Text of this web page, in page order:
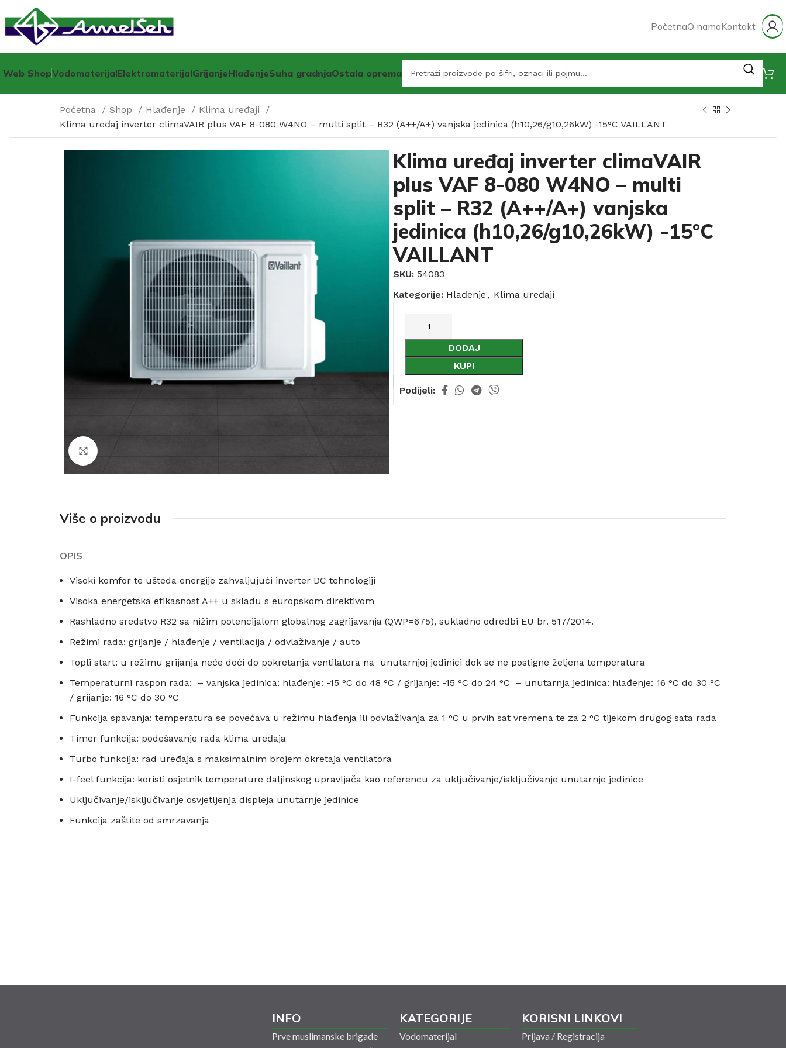
PočetnaO namaKontakt
Web ShopVodomaterijalElektromaterijalGrijanjeHlađenjeSuha gradnjaOstala oprema
Početna Shop Hlađenje
Klima uređaji
Klima uređaj inverter climaVAIR plus VAF 8-080 W4NO – multi split – R32 (A++/A+) vanjska jedinica (h10,26/g10,26kW) -15°C VAILLANT
Klima uređaj inverter climaVAIR
plus VAF 8-080 W4NO – multi
split – R32 (A++/A+) vanjska
jedinica (h10,26/g10,26kW) -15°C
VAILLANT
SKU: 54083
Kategorije: Hlađenje , Klima uređaji
DODAJ
KUPI
Podijeli:
Više o proizvodu
OPIS
Visoki komfor te ušteda energije zahvaljujući inverter DC tehnologiji
Visoka energetska efikasnost A++ u skladu s europskom direktivom
Rashladno sredstvo R32 sa nižim potencijalom globalnog zagrijavanja (QWP=675), sukladno odredbi EU br. 517/2014.
Režimi rada: grijanje / hlađenje / ventilacija / odvlaživanje / auto
Topli start: u režimu grijanja neće doći do pokretanja ventilatora na unutarnjoj jedinici dok se ne postigne željena temperatura
Temperaturni raspon rada: – vanjska jedinica: hlađenje: -15 °C do 48 °C / grijanje: -15 °C do 24 °C – unutarnja jedinica: hlađenje: 16 °C do 30 °C
/ grijanje: 16 °C do 30 °C
Funkcija spavanja: temperatura se povećava u režimu hlađenja ili odvlaživanja za 1 °C u prvih sat vremena te za 2 °C tijekom drugog sata rada
Timer funkcija: podešavanje rada klima uređaja
Turbo funkcija: rad uređaja s maksimalnim brojem okretaja ventilatora
I-feel funkcija: koristi osjetnik temperature daljinskog upravljača kao referencu za uključivanje/isključivanje unutarnje jedinice
Uključivanje/isključivanje osvjetljenja displeja unutarnje jedinice
Funkcija zaštite od smrzavanja
INFO
Prve muslimanske brigade
KATEGORIJE
Vodomaterijal
KORISNI LINKOVI
Prijava / Registracija